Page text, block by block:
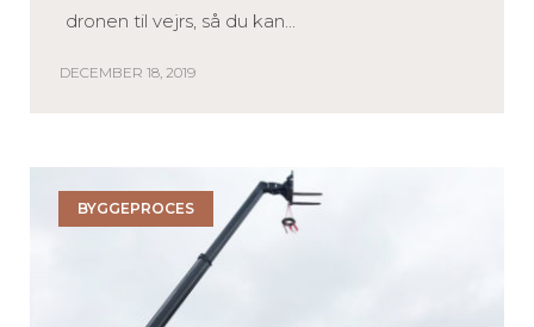
dronen til vejrs, så du kan...
DECEMBER 18, 2019
BYGGEPROCES